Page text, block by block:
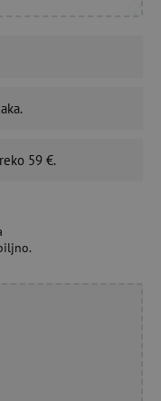
59 €.